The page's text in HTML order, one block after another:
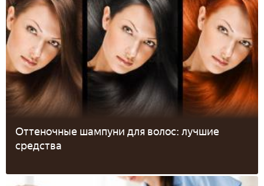
Оттеночные шампуни для волос: лучшие
средства